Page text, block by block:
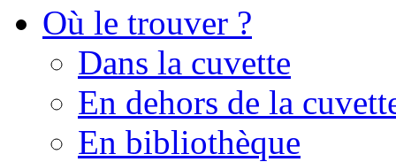
Où le trouver ?
Dans la cuvette
En dehors de la
En bibliothèque